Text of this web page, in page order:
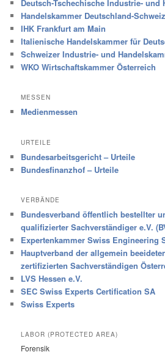
Deutsch-Tschechische Industrie- und
Handelskammer Deutschland-Schweiz
IHK Frankfurt am Main
Italienische Handelskammer für
Schweizer Industrie- und
WKO Wirtschaftskammer Österreich
MESSEN
Medienmessen
URTEILE
Bundesarbeitsgericht – Urteile
Bundesfinanzhof – Urteile
VERBÄNDE
Bundesverband öffentlich bestellter
qualifizierter Sachverständiger e.V.
Expertenkammer Swiss Engineering
Hauptverband der allgemein
zertifizierten Sachverständigen
LVS Hessen e.V.
SEC Swiss Experts Certification SA
Swiss Experts
LABOR (PROTECTED AREA)
Forensik